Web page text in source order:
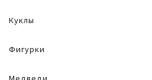
Куклы
Фигурки